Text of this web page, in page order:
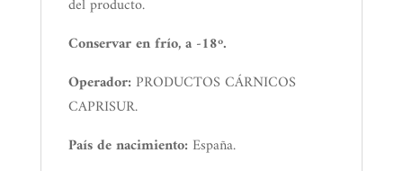
del producto.
Conservar en frío, a -18º.
Operador:PRODUCTOS CÁRNICOS
CAPRISUR.
País de nacimiento:España.